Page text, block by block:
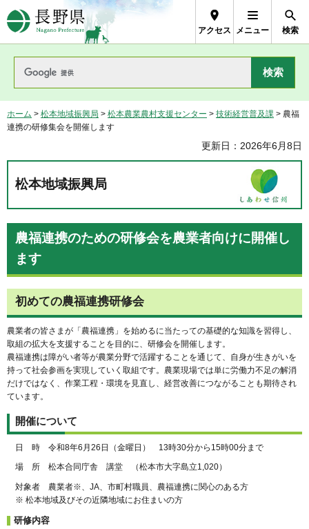
長野県Nagano Prefecture
アクセス メニュー 検索
ホーム > 松本地域振興局 > 松本農業農村支援センター > 技術経営普及課 > 農福
連携の研修集会を開催します
更新日：2026年6月8日
松本地域振興局
農福連携のための研修会を農業者向けに開催し
ます
初めての農福連携研修会
農業者の皆さまが「農福連携」を始めるに当たっての基礎的な知識を習得し、
取組の拡大を支援することを目的に、研修会を開催します。
農福連携は障がい者等が農業分野で活躍することを通じて、自身が生きがいを
持って社会参画を実現していく取組です。農業現場では単に労働力不足の解消
だけではなく、作業工程・環境を見直し、経営改善につながることも期待され
ています。
開催について
日 時 令和8年6月26日（金曜日） 13時30分から15時00分まで
場 所 松本合同庁舎 講堂 （松本市大字島立1,020）
対象者 農業者※、JA、市町村職員、農福連携に関心のある方
※ 松本地域及びその近隣地域にお住まいの方
研修内容